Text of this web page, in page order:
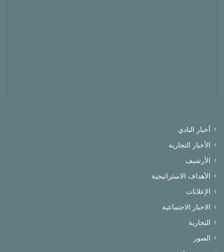
أخبار النادي
الأخبار التجارية
الأرشيف
الأهداف الاستراتيجية
الإعلانات
الاخبار الاجتماعية
التجارية
الصور